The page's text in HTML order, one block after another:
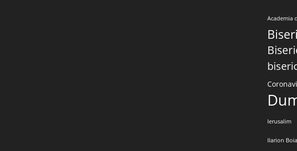
Academia
Ierusalim
Ilarion